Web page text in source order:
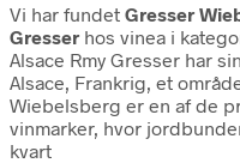
Vi har fundet Gresser
Gresser hos vinea i
Alsace Rmy Gresser har
Alsace, Frankrig, et
Wiebelsberg er en af de
vinmarker, hvor
kvart